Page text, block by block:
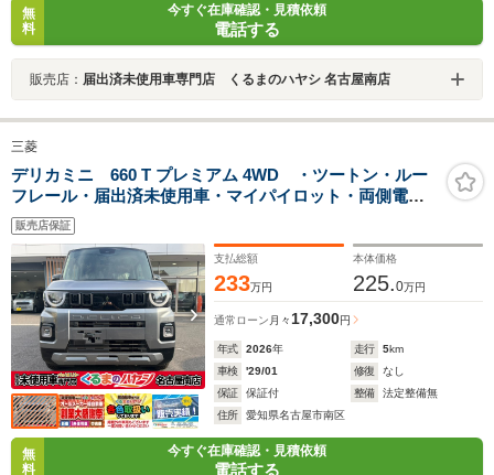
無
料
今すぐ在庫確認・見積依頼
電話する
販売店： 届出済未使用車専門店 くるまのハヤシ 名古屋南店
三菱
デリカミニ 660 T プレミアム 4WD ・ツートン・ルー
フレール・届出済未使用車・マイパイロット・両側電動
スライドドア・シートバックテーブル・アラウンドモニ
ター・15インチアルミホイール・サーキュレーター・シ
ートバックテーブル
販売店保証
支払総額
233万円
本体価格
225.0万円
通常ローン 月々 17,300円
年式 2026年 走行 5km
車検
'29/01 修復
なし
保証
保証付 整備
法定整備無
住所
愛知県名古屋市南区
無
料
今すぐ在庫確認・見積依頼
電話する